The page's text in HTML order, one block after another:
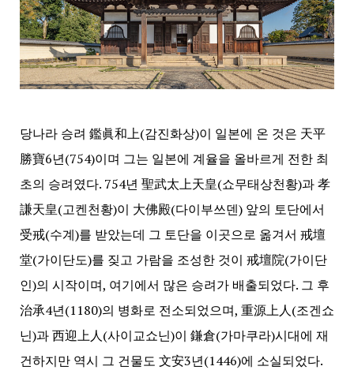
당나라 승려 鑑眞和上(감진화상)이 일본에 온 것은 天平
勝寶6년(754)이며 그는 일본에 계율을 올바르게 전한 최
초의 승려였다. 754년 聖武太上天皇(쇼무태상천황)과 孝
謙天皇(고켄천황)이 大佛殿(다이부쓰덴) 앞의 토단에서
受戒(수계)를 받았는데 그 토단을 이곳으로 옮겨서 戒壇
堂(가이단도)를 짖고 가람을 조성한 것이 戒壇院(가이단
인)의 시작이며, 여기에서 많은 승려가 배출되었다. 그 후
治承4년(1180)의 병화로 전소되었으며, 重源上人(조겐쇼
닌)과 西迎上人(사이교쇼닌)이 鎌倉(가마쿠라)시대에 재
건하지만 역시 그 건물도 文安3년(1446)에 소실되었다.